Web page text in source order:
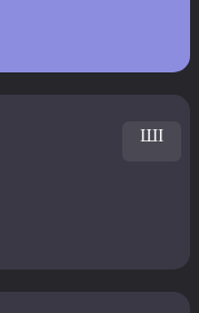
ШІ